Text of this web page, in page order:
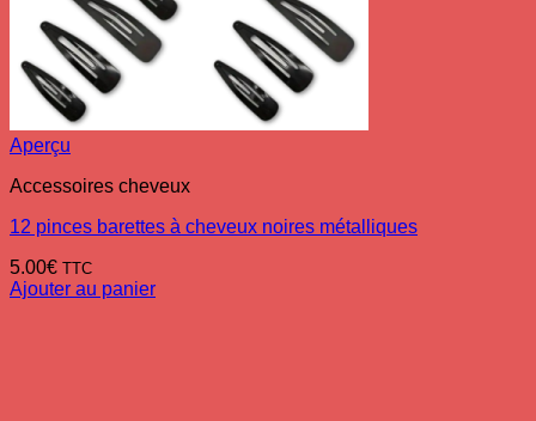
Aperçu
Accessoires cheveux
12 pinces barettes à cheveux noires métalliques
5.00€ TTC
Ajouter au panier